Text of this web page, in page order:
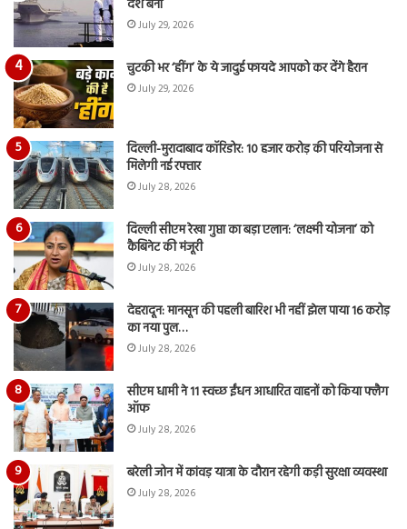
देश बना
July 29, 2026
चुटकी भर ‘हींग’ के ये जादुई फायदे आपको कर देंगे हैरान
July 29, 2026
दिल्ली-मुरादाबाद कॉरिडोर: 10 हजार करोड़ की परियोजना से
मिलेगी नई रफ्तार
July 28, 2026
दिल्ली सीएम रेखा गुप्ता का बड़ा एलान: ‘लक्ष्मी योजना’ को
कैबिनेट की मंजूरी
July 28, 2026
देहरादून: मानसून की पहली बारिश भी नहीं झेल पाया 16 करोड़
का नया पुल…
July 28, 2026
सीएम धामी ने 11 स्वच्छ ईंधन आधारित वाहनों को किया फ्लैग
ऑफ
July 28, 2026
बरेली जोन में कांवड़ यात्रा के दौरान रहेगी कड़ी सुरक्षा व्यवस्था
July 28, 2026